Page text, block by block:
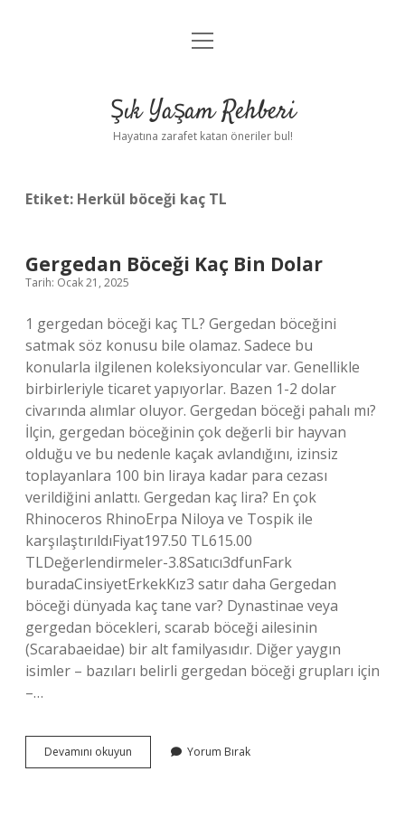
Anasayfa
Yasal Uyarı
menüyü
Şık Yaşam Rehberi
Hayatına zarafet katan öneriler bul!
Etiket: Herkül böceği kaç TL
Gergedan Böceği Kaç Bin Dolar
Tarih: Ocak 21, 2025
1 gergedan böceği kaç TL? Gergedan böceğini
satmak söz konusu bile olamaz. Sadece bu
konularla ilgilenen koleksiyoncular var. Genellikle
birbirleriyle ticaret yapıyorlar. Bazen 1-2 dolar
civarında alımlar oluyor. Gergedan böceği pahalı mı?
İlçin, gergedan böceğinin çok değerli bir hayvan
olduğu ve bu nedenle kaçak avlandığını, izinsiz
toplayanlara 100 bin liraya kadar para cezası
verildiğini anlattı. Gergedan kaç lira? En çok
Rhinoceros RhinoErpa Niloya ve Tospik ile
karşılaştırıldıFiyat197.50 TL615.00
TLDeğerlendirmeler-3.8Satıcı3dfunFark
buradaCinsiyetErkekKız3 satır daha Gergedan
böceği dünyada kaç tane var? Dynastinae veya
gergedan böcekleri, scarab böceği ailesinin
(Scarabaeidae) bir alt familyasıdır. Diğer yaygın
isimler – bazıları belirli gergedan böceği grupları için
–…
Devamını okuyun Gergedan
Böceği
Yorum Bırak